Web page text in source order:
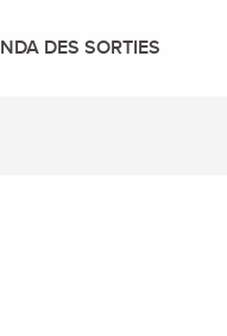
DES SORTIES